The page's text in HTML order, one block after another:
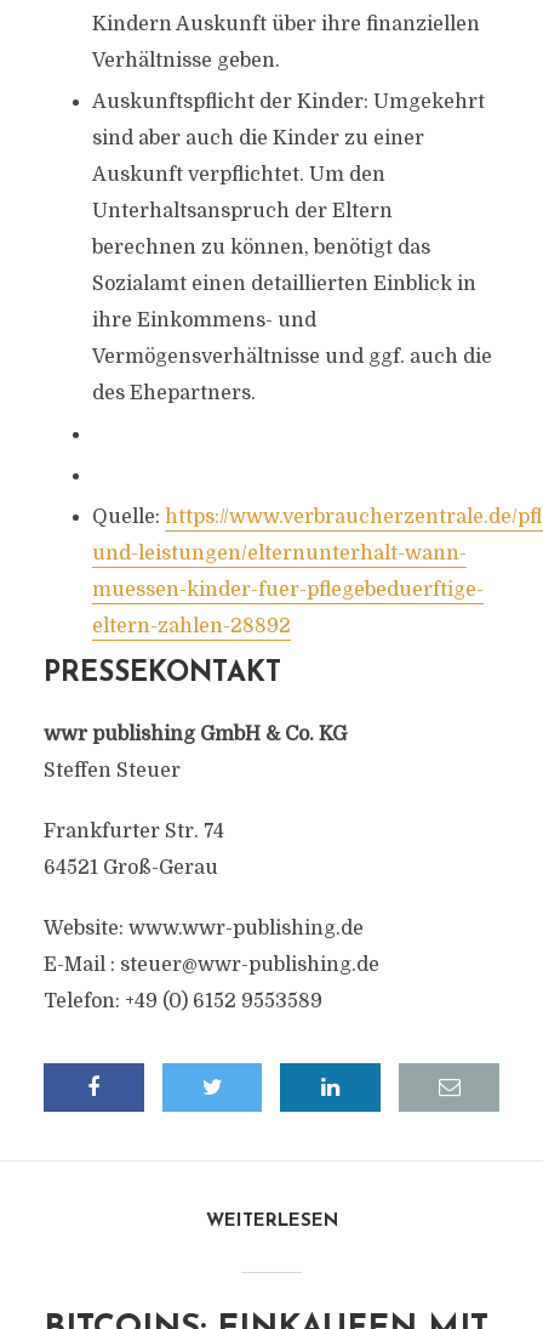
Kindern Auskunft über ihre finanziellen
Verhältnisse geben.
Auskunftspflicht der Kinder: Umgekehrt
sind aber auch die Kinder zu einer
Auskunft verpflichtet. Um den
Unterhaltsanspruch der Eltern
berechnen zu können, benötigt das
Sozialamt einen detaillierten Einblick in
ihre Einkommens- und
Vermögensverhältnisse und ggf. auch die
des Ehepartners.
Quelle: https://www.verbraucherzentrale.de/
und-leistungen/elternunterhalt-wann-
muessen-kinder-fuer-pflegebeduerftige-
eltern-zahlen-28892
PRESSEKONTAKT
wwr publishing GmbH & Co. KG
Steffen Steuer
Frankfurter Str. 74
64521 Groß-Gerau
Website: www.wwr-publishing.de
E-Mail : steuer@wwr-publishing.de
Telefon: +49 (0) 6152 9553589
WEITERLESEN